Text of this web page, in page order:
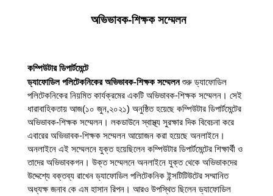
অভিভাবক-শিক্ষক সম্মেলন
কম্পিউটার ডিপার্টমেন্টে
ড্যাফোডিল পলিটেকনিকের অভিভাবক-শিক্ষক সম্মেলন শুরু ড্যাফোডিল
পলিটেকনিকের নিয়মিত কার্যক্রমের একটি অভিভাবক-শিক্ষক সম্মেলন। সেই
ধারাবাহিকতায় আজ(১০ জুন,২০২১) অনুষ্ঠিত হয়েছে কম্পিউটার ডিপার্টমেন্টের
অভিভাবক-শিক্ষক সম্মেলন। লকডাউনে স্বাস্থ্য সুরক্ষার দিক বিবেচনা করে
এবারের অভিভাবক-শিক্ষক সম্মেলন আয়োজন করা হয়েছে অনলাইনে।
অনলাইনে এই সম্মেলনে যুক্ত হয়েছিলেন কম্পিউটার ডিপার্টমেন্টের শিক্ষার্থী ও
তাদের অভিভাবকগন। উক্ত সম্মেলনে অনলাইনে যুক্ত থেকে অভিভাকদের
উদ্দেশ্যে বক্তব্য রাখেন ড্যাফোডিল পলিটেকনিক ইন্সটিটিউটের সম্মানিত
অধ্যক্ষ জনাব কে এম হাসান রিপন। আরও উপস্থিত ছিলেন ড্যাফোডিল